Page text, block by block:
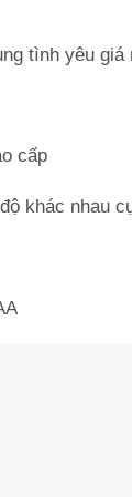
tình yêu giá
cấp
khác nhau